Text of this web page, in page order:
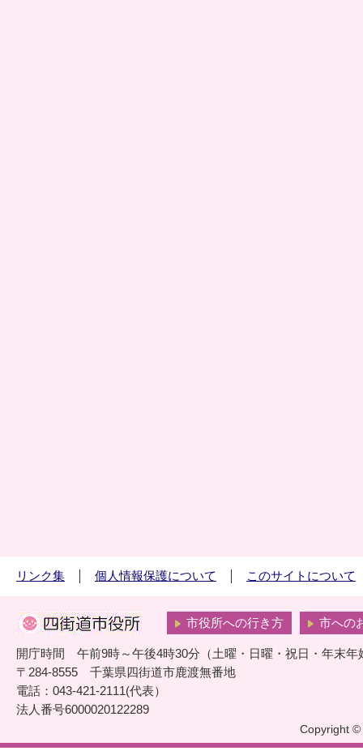
リンク集 個人情報保護について このサイトについて
市役所への行き方 市への
開庁時間 午前9時～午後4時30分（土曜・日曜・祝日・年末年
〒284-8555 千葉県四街道市鹿渡無番地
電話：043-421-2111(代表）
法人番号6000020122289
Copyright ©